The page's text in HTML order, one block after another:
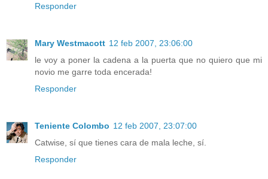
Responder
Mary Westmacott 12 feb 2007, 23:06:00
le voy a poner la cadena a la puerta que no quiero que mi
novio me garre toda encerada!
Responder
Teniente Colombo 12 feb 2007, 23:07:00
Catwise, sí que tienes cara de mala leche, sí.
Responder